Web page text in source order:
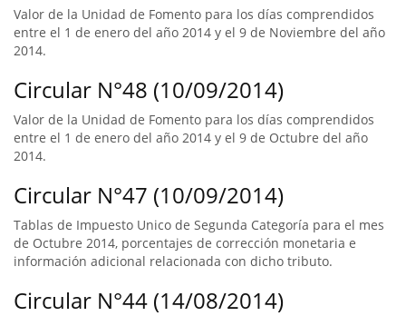
Valor de la Unidad de Fomento para los días comprendidos
entre el 1 de enero del año 2014 y el 9 de Noviembre del año
2014.
Circular N°48 (10/09/2014)
Valor de la Unidad de Fomento para los días comprendidos
entre el 1 de enero del año 2014 y el 9 de Octubre del año
2014.
Circular N°47 (10/09/2014)
Tablas de Impuesto Unico de Segunda Categoría para el mes
de Octubre 2014, porcentajes de corrección monetaria e
información adicional relacionada con dicho tributo.
Circular N°44 (14/08/2014)